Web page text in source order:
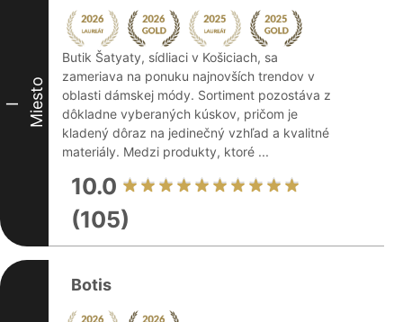
I Miesto
Butik Šatyaty, sídliaci v Košiciach, sa
zameriava na ponuku najnovších trendov v
oblasti dámskej módy. Sortiment pozostáva z
dôkladne vyberaných kúskov, pričom je
kladený dôraz na jedinečný vzhľad a kvalitné
materiály. Medzi produkty, ktoré ...
10.0
(105)
Botis